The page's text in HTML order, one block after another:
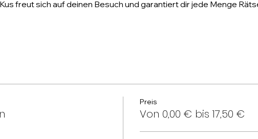
freut sich auf deinen Besuch und garantiert dir jede Menge
Preis
Von 0,00 € bis 17,50 €